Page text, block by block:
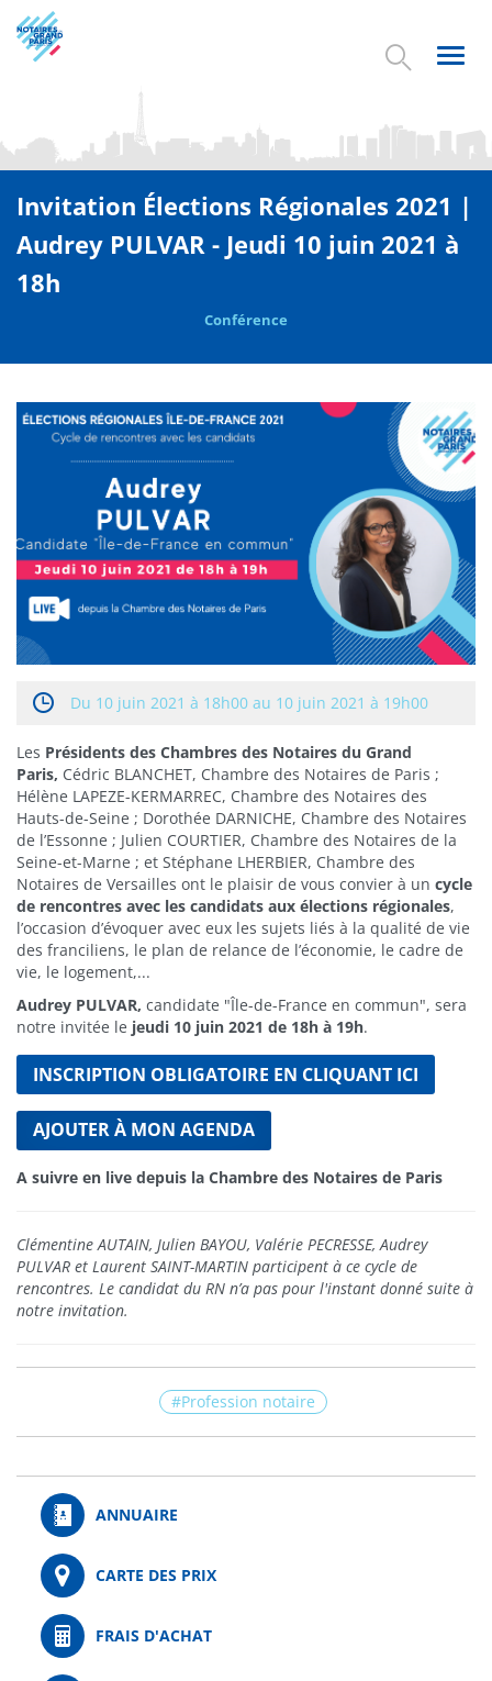
Aller
au
contenu
Invitation Élections Régionales 2021 |
Audrey PULVAR - Jeudi 10 juin 2021 à
18h
Conférence
Du 10 juin 2021 à 18h00 au 10 juin 2021 à 19h00
Les Présidents des Chambres des Notaires du Grand
Paris, Cédric BLANCHET, Chambre des Notaires de Paris ;
Hélène LAPEZE-KERMARREC, Chambre des Notaires des
Hauts-de-Seine ; Dorothée DARNICHE, Chambre des Notaires
de l’Essonne ; Julien COURTIER, Chambre des Notaires de la
Seine-et-Marne ; et Stéphane LHERBIER, Chambre des
Notaires de Versailles ont le plaisir de vous convier à un cycle
de rencontres avec les candidats aux élections régionales,
l’occasion d’évoquer avec eux les sujets liés à la qualité de vie
des franciliens, le plan de relance de l’économie, le cadre de
vie, le logement,...
Audrey PULVAR, candidate "Île-de-France en commun", sera
notre invitée le jeudi 10 juin 2021 de 18h à 19h.
INSCRIPTION OBLIGATOIRE EN CLIQUANT ICI
AJOUTER À MON AGENDA
A suivre en live depuis la Chambre des Notaires de Paris
Clémentine AUTAIN, Julien BAYOU, Valérie PECRESSE, Audrey
PULVAR et Laurent SAINT-MARTIN participent à ce cycle de
rencontres. Le candidat du RN n’a pas pour l'instant donné suite à
notre invitation.
Profession notaire
ANNUAIRE
CARTE DES PRIX
FRAIS D'ACHAT